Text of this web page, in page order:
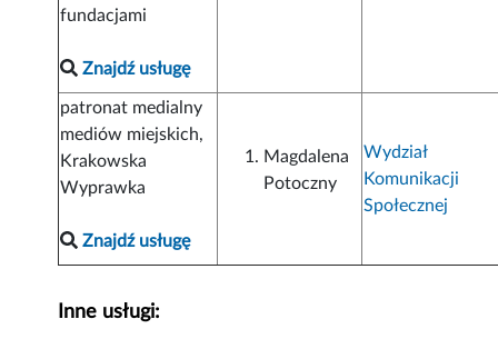
fundacjami
Znajdź usługę
patronat medialny
mediów miejskich,
Krakowska
Wyprawka
Znajdź usługę
Magdalena
Potoczny
Wydział
Komunikacji
Społecznej
Inne usługi: